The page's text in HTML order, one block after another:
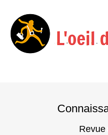
Revue